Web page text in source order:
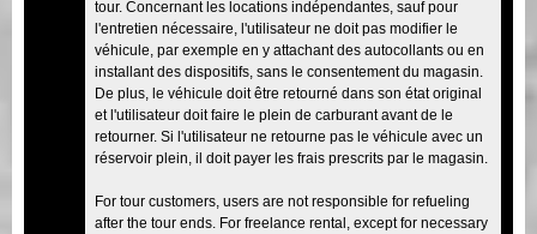
tour. Concernant les locations indépendantes, sauf pour
l'entretien nécessaire, l'utilisateur ne doit pas modifier le
véhicule, par exemple en y attachant des autocollants ou en
installant des dispositifs, sans le consentement du magasin.
De plus, le véhicule doit être retourné dans son état original
et l'utilisateur doit faire le plein de carburant avant de le
retourner. Si l'utilisateur ne retourne pas le véhicule avec un
réservoir plein, il doit payer les frais prescrits par le magasin.
For tour customers, users are not responsible for refueling
after the tour ends. For freelance rental, except for necessary